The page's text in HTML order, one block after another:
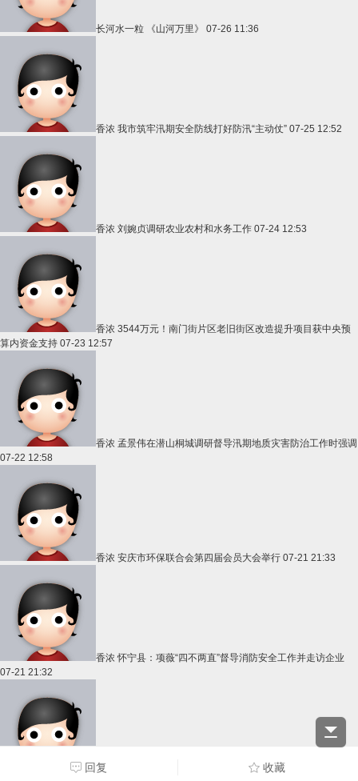
回复 收藏
长河水一粒 《山河万里》 07-26 11:36
香浓 我市筑牢汛期安全防线打好防汛“主动仗” 07-25 12:52
香浓 刘婉贞调研农业农村和水务工作 07-24 12:53
香浓 3544万元！南门街片区老旧街区改造提升项目获中央预
算内资金支持 07-23 12:57
香浓 孟景伟在潜山桐城调研督导汛期地质灾害防治工作时强调
07-22 12:58
香浓 安庆市环保联合会第四届会员大会举行 07-21 21:33
香浓怀宁县：项薇“四不两直”督导消防安全工作并走访企业
07-21 21:32
香浓 安庆市公共资源交易中心深入一线送服务 精准赋能促落